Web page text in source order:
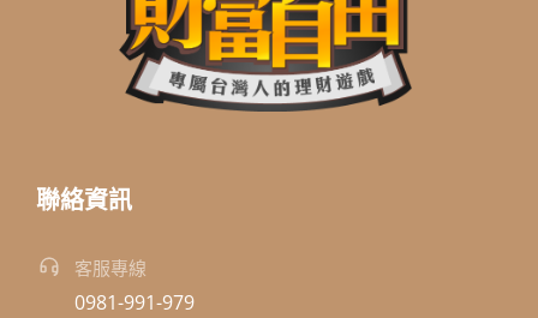
聯絡資訊
客服專線
0981-991-979